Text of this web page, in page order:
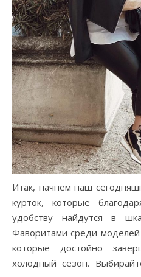
Итак, начнем наш
курток, которые
удобству найдутся в
Фаворитами среди моделей
которые достойно
холодный сезон.